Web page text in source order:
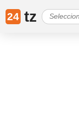
24 tz